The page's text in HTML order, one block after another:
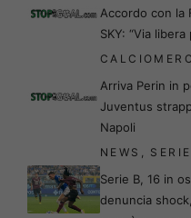
Accordo con la
SKY: “Via libera
Arriva Perin in
Juventus
Napoli
NEWS ,
Serie B, 16 in
denuncia shock,